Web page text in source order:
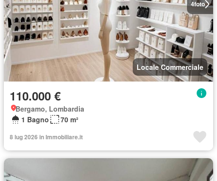
4foto
Locale Commerciale
110.000 €
Bergamo, Lombardia
1 Bagno
70 m²
8 lug 2026 in Immobiliare.it